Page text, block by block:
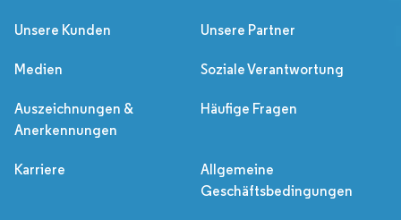
Unsere Kunden Unsere Partner
Medien Soziale Verantwortung
Auszeichnungen &
Anerkennungen
Häufige Fragen
Karriere
Allgemeine
Geschäftsbedingungen